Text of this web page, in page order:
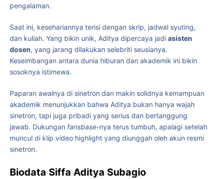
pengalaman.
Saat ini, kesehariannya terisi dengan skrip, jadwal syuting,
dan kuliah. Yang bikin unik, Aditya dipercaya jadi asisten
dosen, yang jarang dilakukan selebriti seusianya.
Keseimbangan antara dunia hiburan dan akademik ini bikin
sosoknya istimewa.
Paparan awalnya di sinetron dan makin solidnya kemampuan
akademik menunjukkan bahwa Aditya bukan hanya wajah
sinetron, tapi juga pribadi yang serius dan bertanggung
jawab. Dukungan fansbase-nya terus tumbuh, apalagi setelah
muncul di klip video highlight yang diunggah oleh akun resmi
sinetron.
Biodata Siffa Aditya Subagio